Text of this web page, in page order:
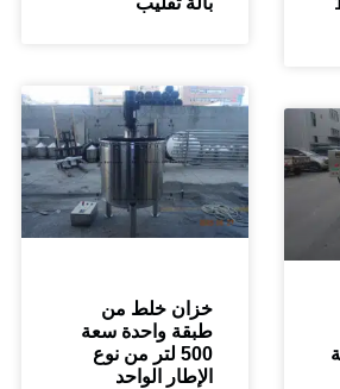
خزان خلط من
طبقة واحدة سعة
500 لتر من نوع
الإطار الواحد